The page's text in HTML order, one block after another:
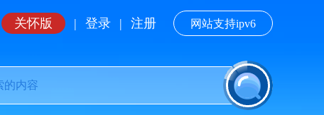
关怀版 | 登录 | 注册 网站支持ipv6